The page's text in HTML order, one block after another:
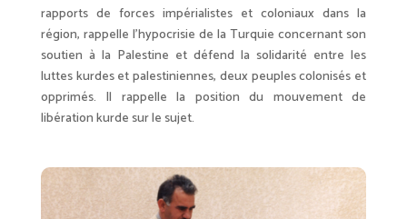
rapports de forces impérialistes et coloniaux dans la
région, rappelle l’hypocrisie de la Turquie concernant son
soutien à la Palestine et défend la solidarité entre les
luttes kurdes et palestiniennes, deux peuples colonisés et
opprimés. Il rappelle la position du mouvement de
libération kurde sur le sujet.